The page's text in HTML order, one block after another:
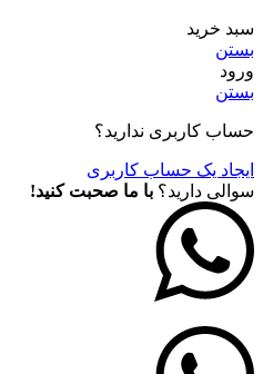
سبد خرید
بستن
ورود
بستن
حساب کاربری ندارید؟
ایجاد یک حساب کاربری
سوالی دارید؟ با ما صحبت کنید!